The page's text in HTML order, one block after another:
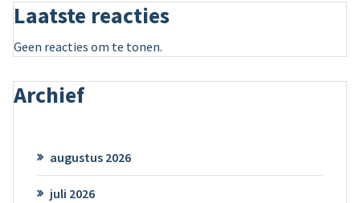
Laatste reacties
Geen reacties om te tonen.
Archief
augustus 2026
juli 2026